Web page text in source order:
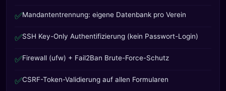
✅Mandantentrennung: eigene Datenbank pro Verein
✅SSH Key-Only Authentifizierung (kein Passwort-Login)
✅Firewall (ufw) + Fail2Ban Brute-Force-Schutz
✅CSRF-Token-Validierung auf allen Formularen